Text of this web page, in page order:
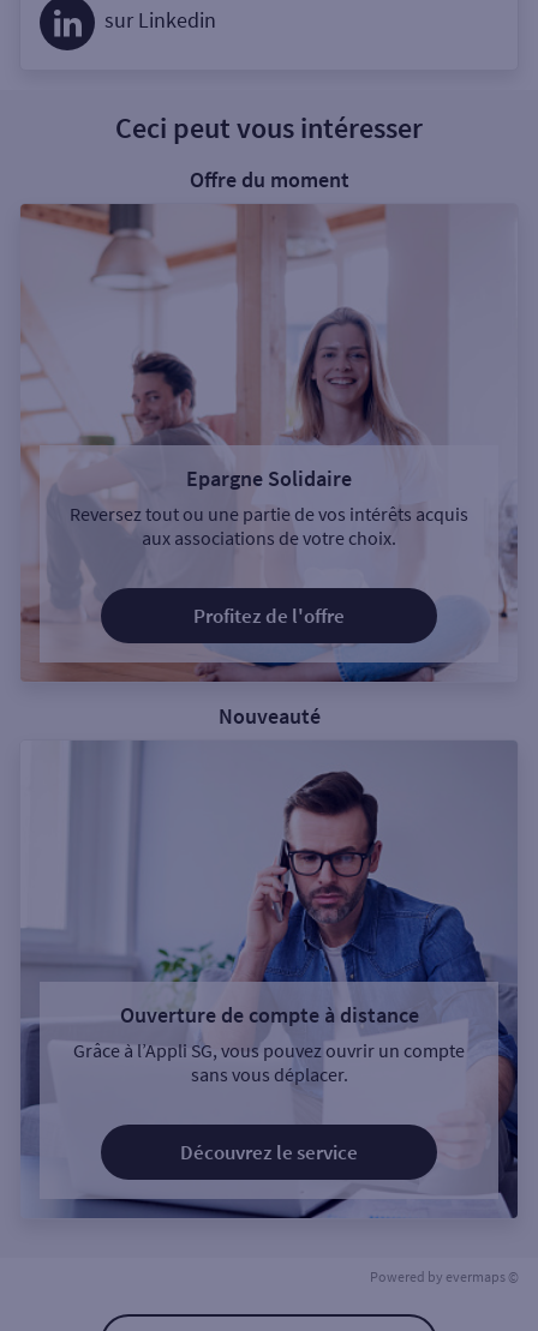
sur Linkedin
Ceci peut vous intéresser
Offre du moment
Epargne Solidaire
Reversez tout ou une partie de vos intérêts acquis
aux associations de votre choix.
Profitez de l'offre
Nouveauté
Ouverture de compte à distance
Grâce à l’Appli SG, vous pouvez ouvrir un compte
sans vous déplacer.
Découvrez le service
Powered by evermaps ©